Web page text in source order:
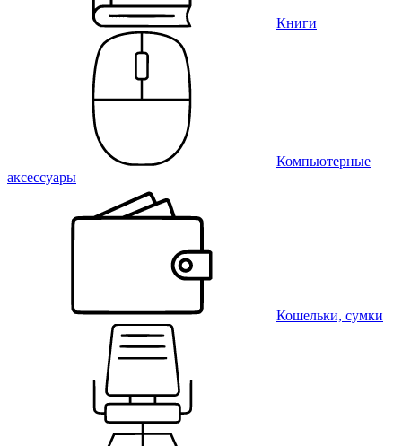
Книги
Компьютерные
аксессуары
Кошельки, сумки